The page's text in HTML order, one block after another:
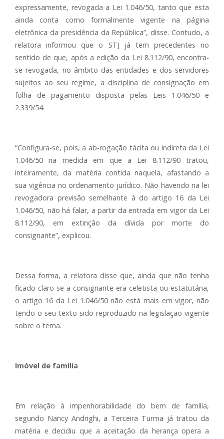
expressamente, revogada a Lei 1.046/50, tanto que esta
ainda conta como formalmente vigente na página
eletrônica da presidência da República”, disse. Contudo, a
relatora informou que o STJ já tem precedentes no
sentido de que, após a edição da Lei 8.112/90, encontra-
se revogada, no âmbito das entidades e dos servidores
sujeitos ao seu regime, a disciplina de consignação em
folha de pagamento disposta pelas Leis 1.046/50 e
2.339/54.
“Configura-se, pois, a ab-rogação tácita ou indireta da Lei
1.046/50 na medida em que a Lei 8.112/90 tratou,
inteiramente, da matéria contida naquela, afastando a
sua vigência no ordenamento jurídico. Não havendo na lei
revogadora previsão semelhante à do artigo 16 da Lei
1.046/50, não há falar, a partir da entrada em vigor da Lei
8.112/90, em extinção da dívida por morte do
consignante”, explicou.
Dessa forma, a relatora disse que, ainda que não tenha
ficado claro se a consignante era celetista ou estatutária,
o artigo 16 da Lei 1.046/50 não está mais em vigor, não
tendo o seu texto sido reproduzido na legislação vigente
sobre o tema.
Imóvel de família
Em relação à impenhorabilidade do bem de família,
segundo Nancy Andrighi, a Terceira Turma já tratou da
matéria e decidiu que a aceitação da herança opera a